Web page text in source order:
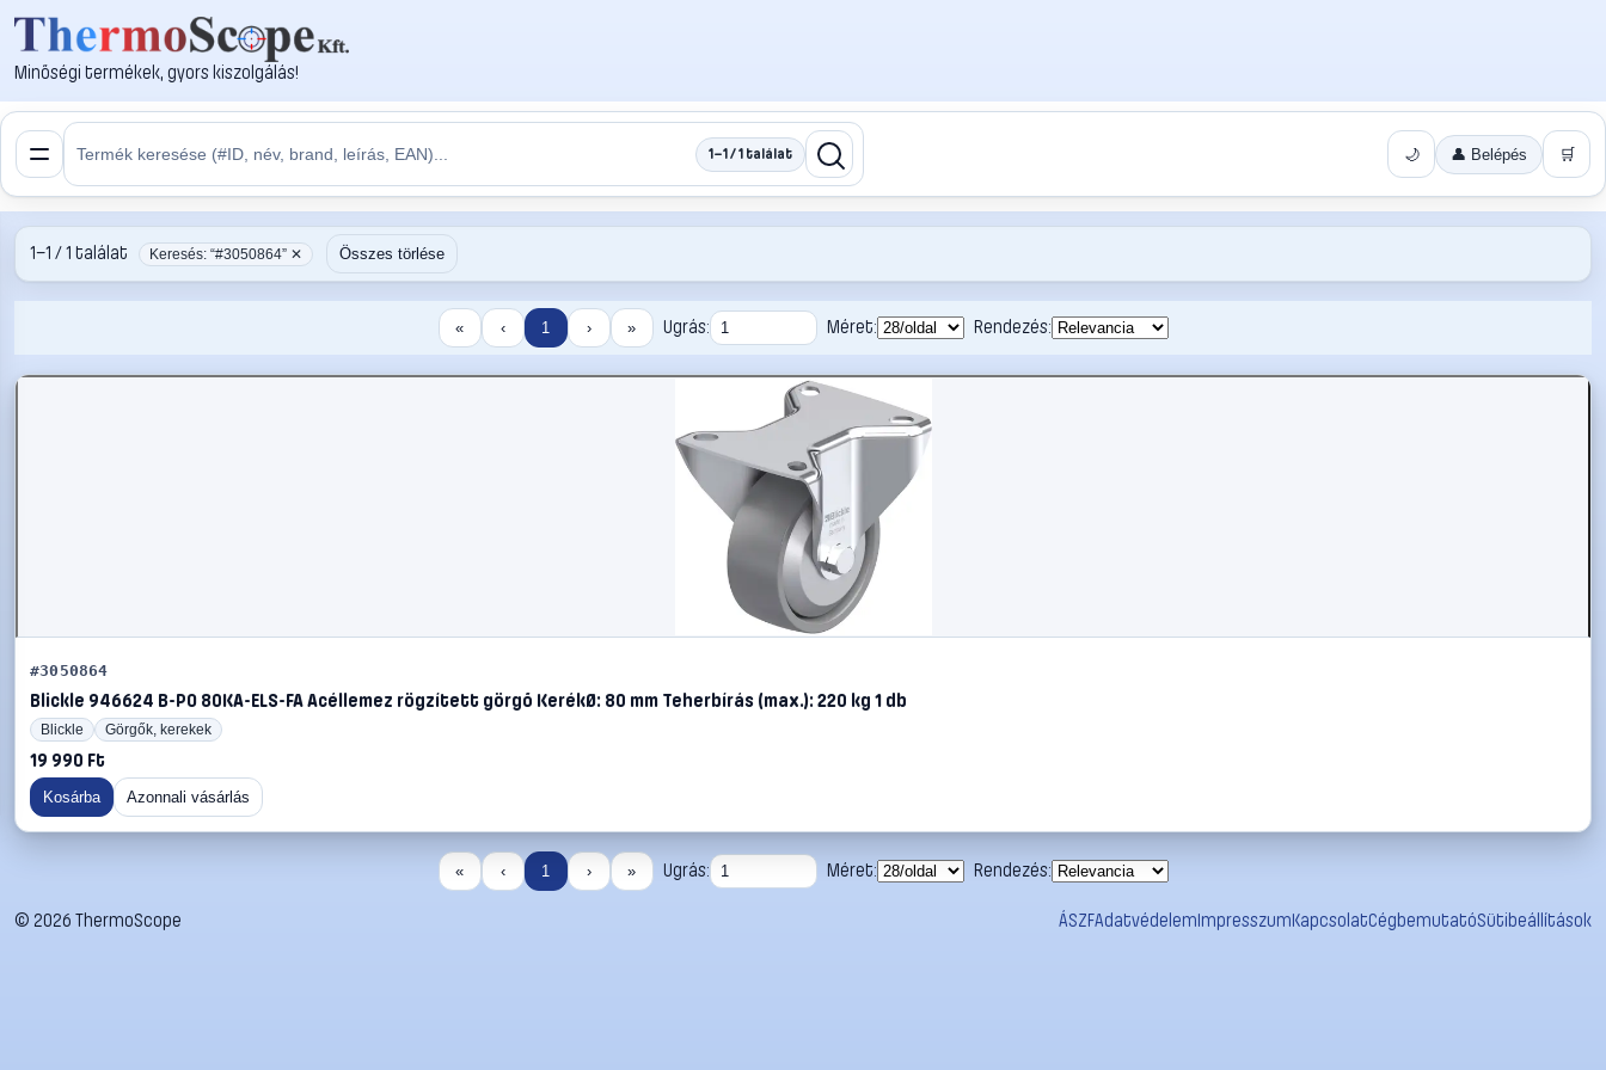
Minőségi termékek, gyors kiszolgálás!
1–1 / 1 találat 🌙 👤 Belépés 🛒
1–1 / 1 találat Keresés: “#3050864” ✕ Összes törlése
« ‹ 1 › » Ugrás: Méret: Rendezés:
#3050864
Blickle 946624 B-PO 80KA-ELS-FA Acéllemez rögzített görgő KerékØ: 80 mm Teherbírás (max.): 220 kg 1 db
Blickle Görgők, kerekek
19 990 Ft
Kosárba Azonnali vásárlás
« ‹ 1 › » Ugrás: Méret: Rendezés:
© 2026 ThermoScope ÁSZFAdatvédelemImpresszumKapcsolatCégbemutatóSütibeállítások